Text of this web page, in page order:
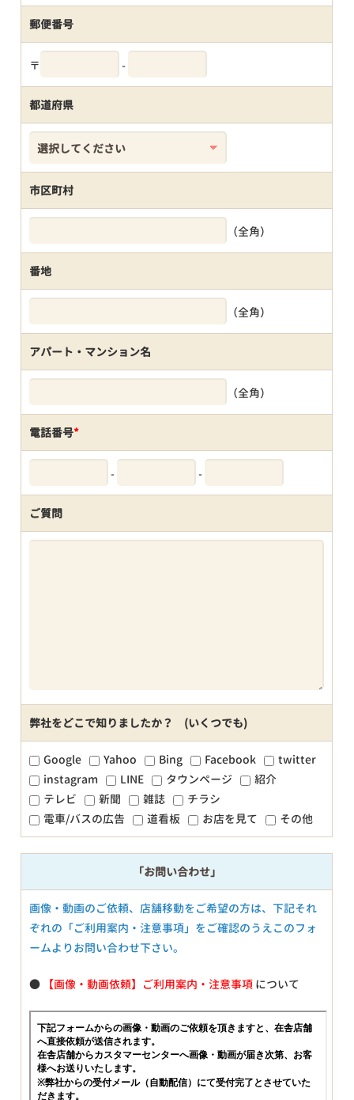
郵便番号
〒 -
都道府県
市区町村
（全角）
番地
（全角）
アパート・マンション名
（全角）
電話番号*
- -
ご質問
弊社をどこで知りましたか？ (いくつでも)
Google Yahoo Bing Facebook
twitter
instagram
LINE タウンページ
紹介
テレビ
新聞 雑誌
チラシ
電車/バスの広告
道看板 お店を見て その他
「お問い合わせ」
画像・動画のご依頼、店舗移動をご希望の方は、下記それ
ぞれの「ご利用案内・注意事項」をご確認のうえこのフォ
ームよりお問い合わせ下さい。
● 【画像・動画依頼】ご利用案内・注意事項 について